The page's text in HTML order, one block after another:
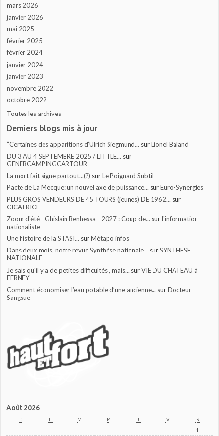
mars 2026
janvier 2026
mai 2025
février 2025
février 2024
janvier 2024
janvier 2023
novembre 2022
octobre 2022
Toutes les archives
Derniers blogs mis à jour
”Certaines des apparitions d’Ulrich Siegmund... surLionel Baland
DU 3 AU 4 SEPTEMBRE 2025 / LITTLE... sur
GENEBCAMPINGCARTOUR
La mort fait signe partout...(?) surLe Poignard Subtil
Pacte de La Mecque: un nouvel axe de puissance... surEuro-Synergies
PLUS GROS VENDEURS DE 45 TOURS (jeunes) DE 1962... sur
CICATRICE
Zoom d'été - Ghislain Benhessa - 2027 : Coup de... surl'information
nationaliste
Une histoire de la STASI... surMétapo infos
Dans deux mois, notre revue Synthèse nationale... surSYNTHESE
NATIONALE
Je sais qu'il y a de petites difficultés , mais... surVIE DU CHATEAU à
FERNEY
Comment économiser l’eau potable d’une ancienne... surDocteur
Sangsue
Août 2026
D L M M J V S
1